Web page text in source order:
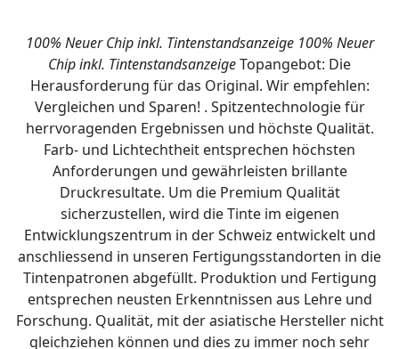
100% Neuer Chip inkl. Tintenstandsanzeige 100% Neuer
Chip inkl. TintenstandsanzeigeTopangebot: Die
Herausforderung für das Original. Wir empfehlen:
Vergleichen und Sparen! . Spitzentechnologie für
herrvoragenden Ergebnissen und höchste Qualität.
Farb- und Lichtechtheit entsprechen höchsten
Anforderungen und gewährleisten brillante
Druckresultate. Um die Premium Qualität
sicherzustellen, wird die Tinte im eigenen
Entwicklungszentrum in der Schweiz entwickelt und
anschliessend in unseren Fertigungsstandorten in die
Tintenpatronen abgefüllt. Produktion und Fertigung
entsprechen neusten Erkenntnissen aus Lehre und
Forschung. Qualität, mit der asiatische Hersteller nicht
gleichziehen können und dies zu immer noch sehr